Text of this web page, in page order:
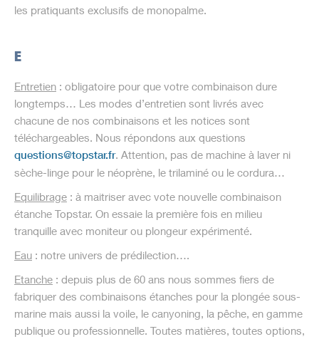
les pratiquants exclusifs de monopalme.
E
Entretien : obligatoire pour que votre combinaison dure
longtemps… Les modes d’entretien sont livrés avec
chacune de nos combinaisons et les notices sont
téléchargeables. Nous répondons aux questions
questions@topstar.fr. Attention, pas de machine à laver ni
sèche-linge pour le néoprène, le trilaminé ou le cordura…
Equilibrage : à maitriser avec vote nouvelle combinaison
étanche Topstar. On essaie la première fois en milieu
tranquille avec moniteur ou plongeur expérimenté.
Eau : notre univers de prédilection….
Etanche : depuis plus de 60 ans nous sommes fiers de
fabriquer des combinaisons étanches pour la plongée sous-
marine mais aussi la voile, le canyoning, la pêche, en gamme
publique ou professionnelle. Toutes matières, toutes options,